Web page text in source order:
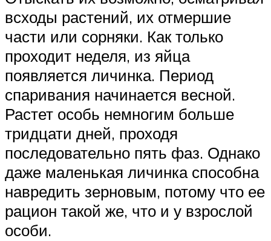
всходы растений, их отмершие
части или сорняки. Как только
проходит неделя, из яйца
появляется личинка. Период
спаривания начинается весной.
Растет особь немногим больше
тридцати дней, проходя
последовательно пять фаз. Однако
даже маленькая личинка способна
навредить зерновым, потому что ее
рацион такой же, что и у взрослой
особи.